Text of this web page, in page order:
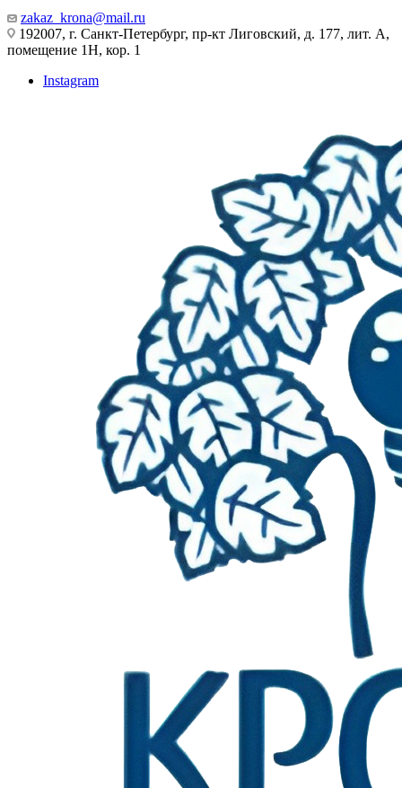
zakaz_krona@mail.ru
192007, г. Санкт-Петербург, пр-кт Лиговский, д. 177, лит. А,
помещение 1Н, кор. 1
Instagram